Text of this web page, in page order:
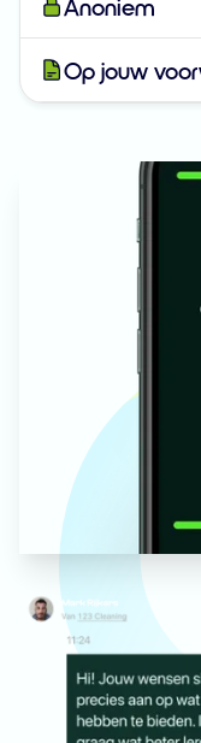
Anoniem
Op jouw